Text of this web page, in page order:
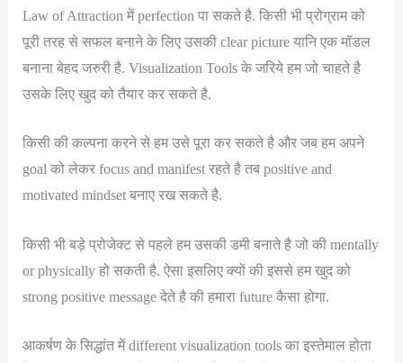
Law of Attraction में perfection पा सकते है. किसी भी प्रोग्राम को
पूरी तरह से सफल बनाने के लिए उसकी clear picture यानि एक मॉडल
बनाना बेहद जरुरी है. Visualization Tools के जरिये हम जो चाहते है
उसके लिए खुद को तैयार कर सकते है.
किसी की कल्पना करने से हम उसे पूरा कर सकते है और जब हम अपने
goal को लेकर focus and manifest रहते है तब positive and
motivated mindset बनाए रख सकते है.
किसी भी बड़े प्रोजेक्ट से पहले हम उसकी डमी बनाते है जो की mentally
or physically हो सकती है. ऐसा इसलिए क्यों की इससे हम खुद को
strong positive message देते है की हमारा future कैसा होगा.
आकर्षण के सिद्धांत में different visualization tools का इस्तेमाल होता